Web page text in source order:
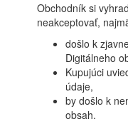
Obchodník si
neakceptovať,
došlo k
Digitálneho
Kupujúci
údaje,
by došlo k
obsah,